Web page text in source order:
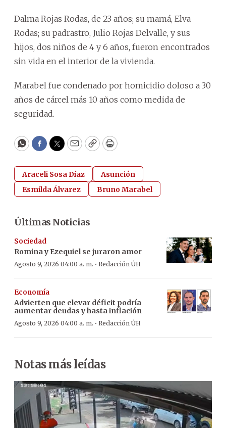
Dalma Rojas Rodas, de 23 años; su mamá, Elva
Rodas; su padrastro, Julio Rojas Delvalle, y sus
hijos, dos niños de 4 y 6 años, fueron encontrados
sin vida en el interior de la vivienda.
Marabel fue condenado por homicidio doloso a 30
años de cárcel más 10 años como medida de
seguridad.
WhatsApp
Facebook
Twitter
EmailCopyPrint
Araceli Sosa Díaz
Asunción
Esmilda Álvarez
Bruno Marabel
Últimas Noticias
Sociedad
Romina y Ezequiel se juraron amor
Agosto 9, 2026 04:00 a. m. · Redacción ÚH
Economía
Advierten que elevar déficit podría
aumentar deudas y hasta inflación
Agosto 9, 2026 04:00 a. m. · Redacción ÚH
Notas más leídas